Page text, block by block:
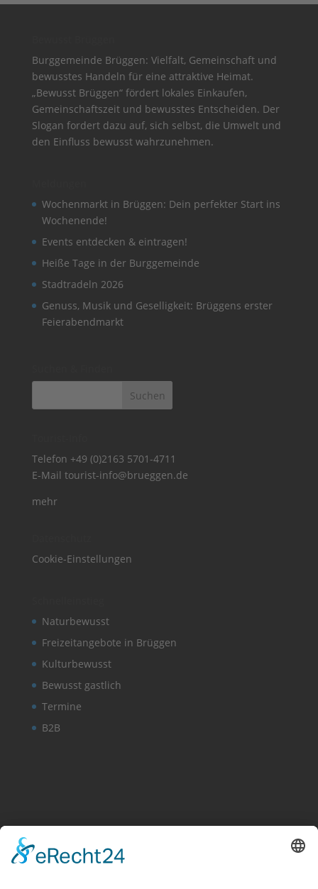
Burggemeinde Brüggen: Vielfalt, Gemeinschaft und
bewusstes Handeln für eine attraktive Heimat.
„Bewusst Brüggen“ fördert lokales Einkaufen,
Gemeinschaftszeit und bewusstes Entscheiden. Der
Slogan fordert dazu auf, sich selbst, die Umwelt und
den Einfluss bewusst wahrzunehmen.
Wochenmarkt in Brüggen: Dein perfekter Start ins
Wochenende!
Events entdecken & eintragen!
Heiße Tage in der Burggemeinde
Stadtradeln 2026
Genuss, Musik und Geselligkeit: Brüggens erster
Feierabendmarkt
Telefon +49 (0)2163 5701-4711
E-Mail tourist-info@brueggen.de
mehr
Cookie-Einstellungen
Naturbewusst
Freizeitangebote in Brüggen
Kulturbewusst
Bewusst gastlich
Termine
B2B